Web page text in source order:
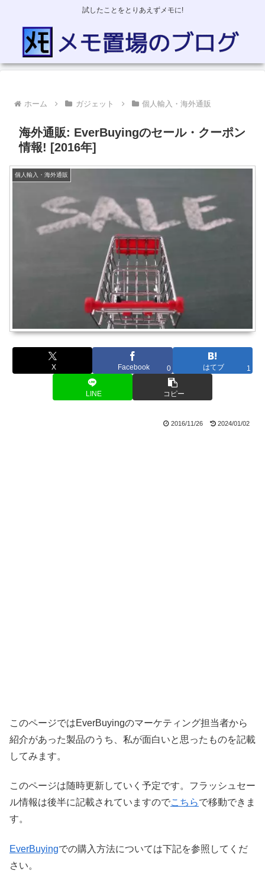
試したことをとりあえずメモに!
ホーム ガジェット 個人輸入・海外通販
海外通販: EverBuyingのセール・クーポン
情報! [2016年]
個人輸入・海外通販
X Facebook 0 はてブ 1
LINE コピー
2016/11/26 2024/01/02
このページではEverBuyingのマーケティング担当者から
紹介があった製品のうち、私が面白いと思ったものを記載
してみます。
このページは随時更新していく予定です。フラッシュセー
ル情報は後半に記載されていますのでこちらで移動できま
す。
EverBuyingでの購入方法については下記を参照してくだ
さい。